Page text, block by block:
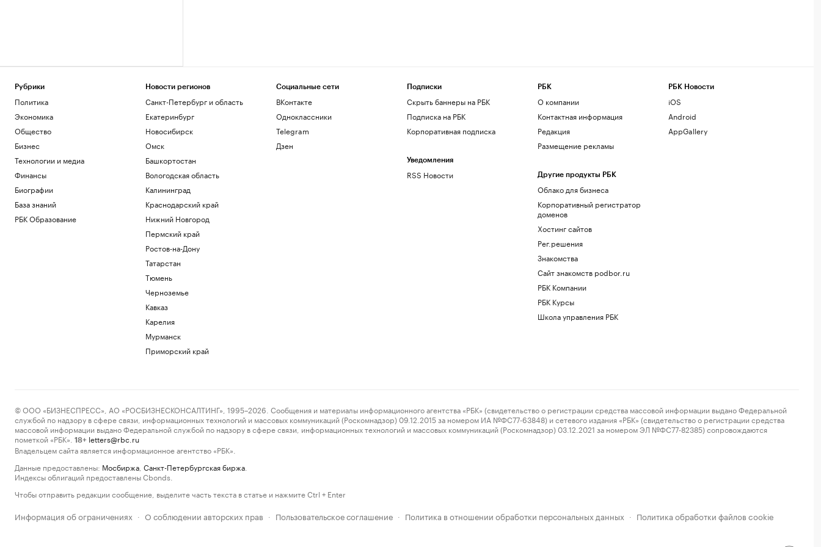
Рубрики
Политика
Экономика
Общество
Бизнес
Технологии и медиа
Финансы
Биографии
База знаний
РБК Образование
Новости регионов
Санкт-Петербург и область
Екатеринбург
Новосибирск
Омск
Башкортостан
Вологодская область
Калининград
Краснодарский край
Нижний Новгород
Пермский край
Ростов-на-Дону
Татарстан
Тюмень
Черноземье
Кавказ
Карелия
Мурманск
Приморский край
Социальные сети
ВКонтакте
Одноклассники
Telegram
Дзен
Подписки
Скрыть баннеры на РБК
Подписка на РБК
Корпоративная подписка
Уведомления
RSS Новости
РБК
О компании
Контактная информация
Редакция
Размещение рекламы
Другие продукты РБК
Облако для бизнеса
Корпоративный регистратор
доменов
Хостинг сайтов
Рег.решения
Знакомства
Сайт знакомств podbor.ru
РБК Компании
РБК Курсы
Школа управления РБК
РБК Новости
iOS
Android
AppGallery
© ООО «БИЗНЕСПРЕСС», АО «РОСБИЗНЕСКОНСАЛТИНГ», 1995–2026. Сообщения и материалы информационного агентства «РБК» (свидетельство о регистрации средства массовой информации выдано Федеральной
службой по надзору в сфере связи, информационных технологий и массовых коммуникаций (Роскомнадзор) 09.12.2015 за номером ИА №ФС77-63848) и сетевого издания «РБК» (свидетельство о регистрации средства
массовой информации выдано Федеральной службой по надзору в сфере связи, информационных технологий и массовых коммуникаций (Роскомнадзор) 03.12.2021 за номером ЭЛ №ФС77-82385) сопровождаются
пометкой «РБК».
18+ letters@rbc.ru
Владельцем сайта является информационное агентство «РБК».
Данные предоставлены: Мосбиржа Санкт-Петербургская биржа
Индексы облигаций предоставлены Cbonds.
Чтобы отправить редакции сообщение, выделите часть текста в статье и нажмите Ctrl + Enter
Информация об ограничениях · О соблюдении авторских прав · Пользовательское соглашение · Политика в отношении обработки персональных данных · Политика обработки файлов cookie